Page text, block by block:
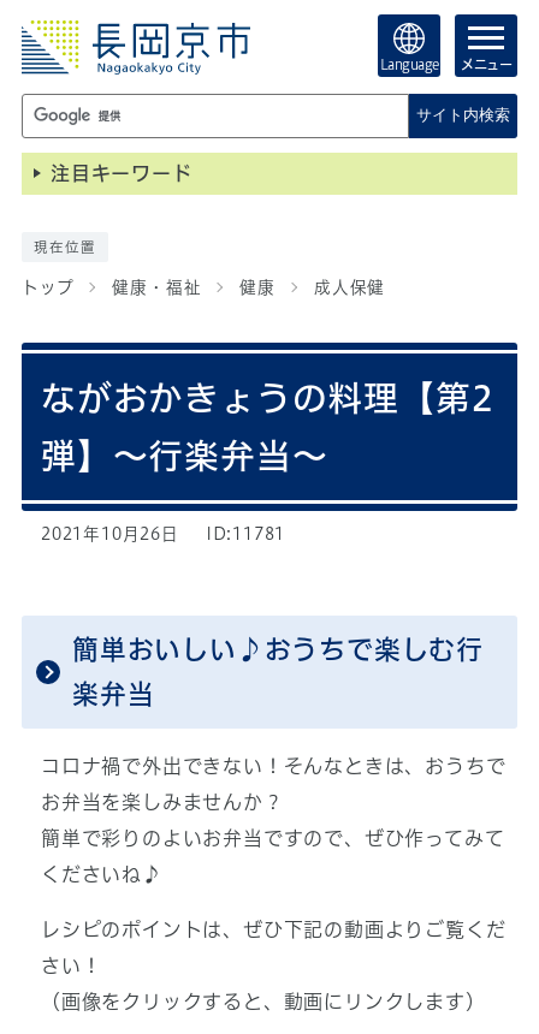
Language メニュー
サイト内検索
注目キーワード
現在位置
トップ 健康・福祉 健康 成人保健
ながおかきょうの料理【第2
弾】～行楽弁当～
2021年10月26日 ID:11781
簡単おいしい♪おうちで楽しむ行
楽弁当
コロナ禍で外出できない！そんなときは、おうちで
お弁当を楽しみませんか？
簡単で彩りのよいお弁当ですので、ぜひ作ってみて
くださいね♪
レシピのポイントは、ぜひ下記の動画よりご覧くだ
さい！
（画像をクリックすると、動画にリンクします）